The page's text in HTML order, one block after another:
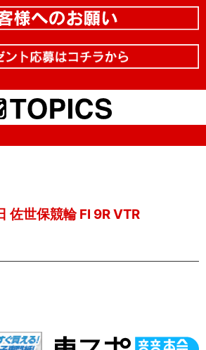
世保競輪 FI 9R VTR